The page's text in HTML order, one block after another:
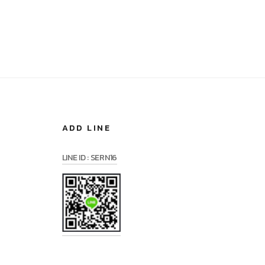
ADD LINE
LINE ID : SERN16